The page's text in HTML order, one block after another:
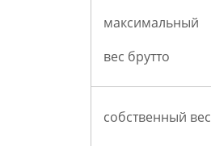
максимальный
вес брутто
собственный вес